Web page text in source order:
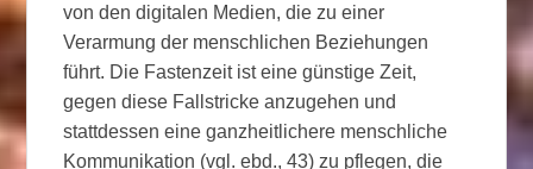
von den digitalen Medien, die zu einer
Verarmung der menschlichen Beziehungen
führt. Die Fastenzeit ist eine günstige Zeit,
gegen diese Fallstricke anzugehen und
stattdessen eine ganzheitlichere menschliche
Kommunikation (vgl. ebd., 43) zu pflegen, die